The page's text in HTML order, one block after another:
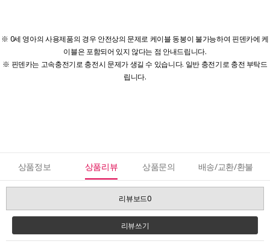
※ 0세 영아의 사용제품의 경우 안전상의 문제로 케이블 동봉이 불가능하여 핀덴카에 케
이블은 포함되어 있지 않다는 점 안내드립니다.
※ 핀덴카는 고속충전기로 충전시 문제가 생길 수 있습니다. 일반 충전기로 충전 부탁드
립니다.
상품정보 상품리뷰 상품문의 배송/교환/환불
리뷰보드0
리뷰쓰기